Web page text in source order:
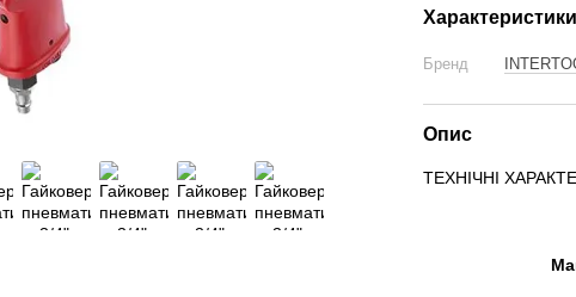
Характеристики
Бренд
Опис
ТЕХНІЧНІ